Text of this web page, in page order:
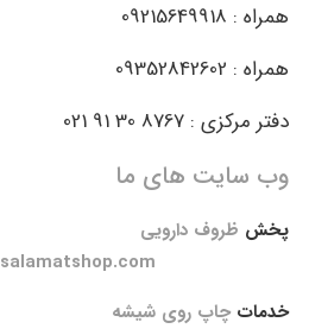
همراه : 09215649918
همراه : 09352842602
دفتر مرکزی : 8767 30 91 021
وب سایت های ما
پخش ظروف دارویی
salamatshop.com
خدمات چاپ روی شیشه